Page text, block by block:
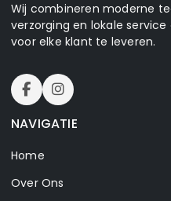
Wij combineren moderne
verzorging en lokale
voor elke klant te leveren.
NAVIGATIE
Home
Over Ons